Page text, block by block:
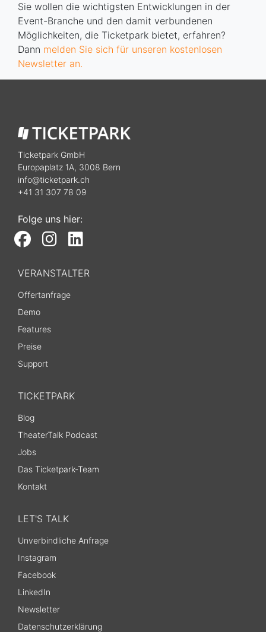
Sie wollen die wichtigsten Entwicklungen in der
Event-Branche und den damit verbundenen
Möglichkeiten, die Ticketpark bietet, erfahren?
Dann melden Sie sich für unseren kostenlosen
Newsletter an.
Ticketpark GmbH
Europaplatz 1A, 3008 Bern
info@ticketpark.ch
+41 31 307 78 09
Folge uns hier:
VERANSTALTER
Offertanfrage
Demo
Features
Preise
Support
TICKETPARK
Blog
TheaterTalk Podcast
Jobs
Das Ticketpark-Team
Kontakt
LET'S TALK
Unverbindliche Anfrage
Instagram
Facebook
LinkedIn
Newsletter
Datenschutzerklärung